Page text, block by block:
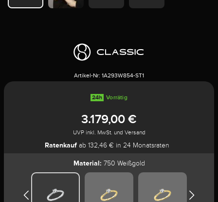
Artikel-Nr: 1A293W854-ST1
24h Vorrätig
3.179,00 €
UVP inkl. MwSt. und Versand
Ratenkauf ab 132,46 € in 24 Monatsraten
Material: 750 Weißgold